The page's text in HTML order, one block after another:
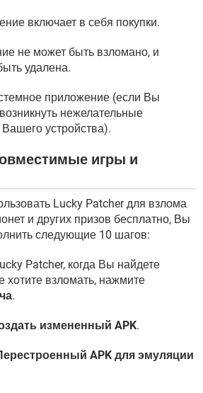
включает в себя покупки.
не может быть взломано, и
удалена.
приложение (если Вы
нежелательные
устройства).
игры и
Lucky Patcher для взлома
и других призов бесплатно, Вы
следующие 10 шагов:
Patcher, когда Вы найдете
хотите взломать, нажмите
.
измененный APK.
APK для эмуляции